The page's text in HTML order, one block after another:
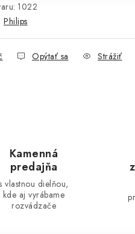
1022
Philips
Opýtať sa Strážiť
Kamenná
predajňa
vlastnou dielňou,
kde aj vyrábame
rozvádzače